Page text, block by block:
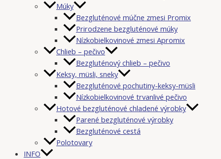
Múky
Bezgluténové múčne zmesi Promix
Prirodzene bezgluténové múky
Nízkobielkovinové zmesi Apromix
Chlieb – pečivo
Bezgluténový chlieb – pečivo
Keksy, müsli, sneky
Bezgluténové pochutiny-keksy-müsli
Nízkobielkovinové trvanlivé pečivo
Hotové bezgluténové chladené výrobky
Parené bezgluténové výrobky
Bezgluténové cestá
Polotovary
INFO